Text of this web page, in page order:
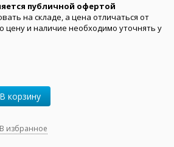
публичной офертой
на складе, а цена отличаться от
цену и наличие необходимо уточнять у
В корзину
В избранное